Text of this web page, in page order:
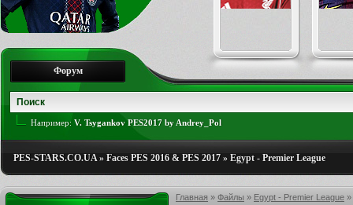
Форум
Например: V. Tsygankov PES2017 by Andrey_Pol
PES-STARS.CO.UA» Faces PES 2016 & PES 2017 » Egypt - Premier League
Главная » Файлы » Egypt - Premier League »